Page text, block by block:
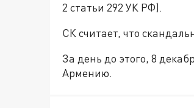
2 статьи 292 УК РФ).
СК считает, что
За день до этого, 8
Армению.